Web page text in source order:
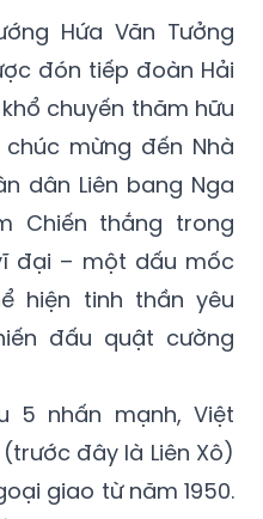
Hứa Văn Tưởng
đón tiếp đoàn Hải
chuyến thăm hữu
mừng đến Nhà
dân Liên bang Nga
Chiến thắng trong
đại – một dấu mốc
hiện tinh thần yêu
đấu quật cường
5 nhấn mạnh, Việt
đây là Liên Xô)
giao từ năm 1950.